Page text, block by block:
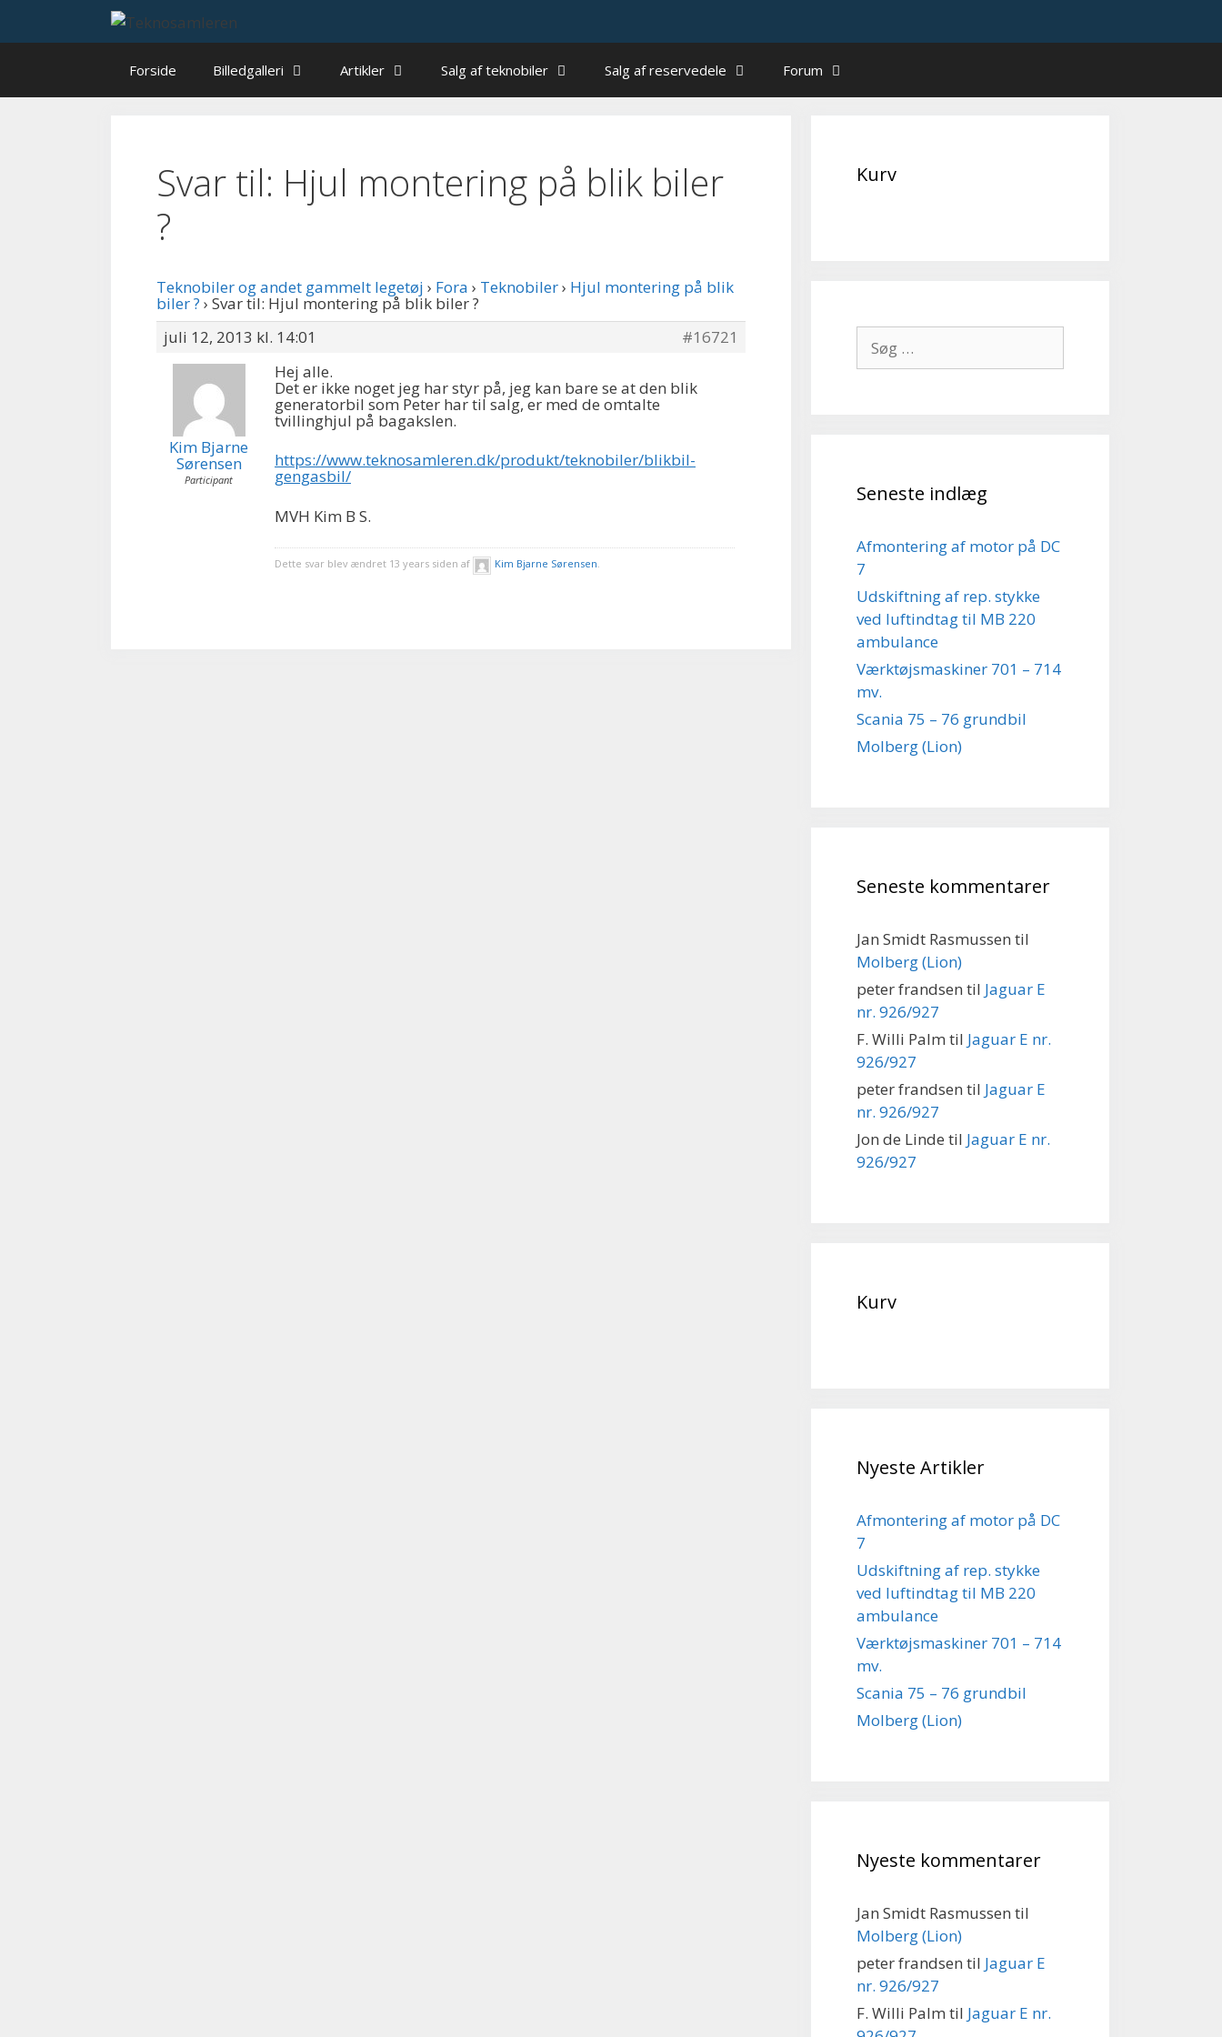
Forside Billedgalleri Artikler Salg af teknobiler Salg af reservedele Forum
Svar til: Hjul montering på blik biler
?
Teknobiler og andet gammelt legetøj › Fora › Teknobiler› Hjul montering på blik
biler ? › Svar til: Hjul montering på blik biler ?
juli 12, 2013 kl. 14:01
#16721
Kim Bjarne
Sørensen
Participant
Hej alle.
Det er ikke noget jeg har styr på, jeg kan bare se at den blik
generatorbil som Peter har til salg, er med de omtalte
tvillinghjul på bagakslen.
https://www.teknosamleren.dk/produkt/teknobiler/blikbil-
gengasbil/
MVH Kim B S.
Dette svar blev ændret 13 years siden af Kim Bjarne Sørensen.
Kurv
efter:
Seneste indlæg
Afmontering af motor på DC
7
Udskiftning af rep. stykke
ved luftindtag til MB 220
ambulance
Værktøjsmaskiner 701 – 714
mv.
Scania 75 – 76 grundbil
Molberg (Lion)
Seneste kommentarer
Jan Smidt Rasmussen til
Molberg (Lion)
peter frandsen til Jaguar E
nr. 926/927
F. Willi Palm til Jaguar E nr.
926/927
peter frandsen til Jaguar E
nr. 926/927
Jon de Linde til Jaguar E nr.
926/927
Kurv
Nyeste Artikler
Afmontering af motor på DC
7
Udskiftning af rep. stykke
ved luftindtag til MB 220
ambulance
Værktøjsmaskiner 701 – 714
mv.
Scania 75 – 76 grundbil
Molberg (Lion)
Nyeste kommentarer
Jan Smidt Rasmussen til
Molberg (Lion)
peter frandsen til Jaguar E
nr. 926/927
F. Willi Palm til Jaguar E nr.